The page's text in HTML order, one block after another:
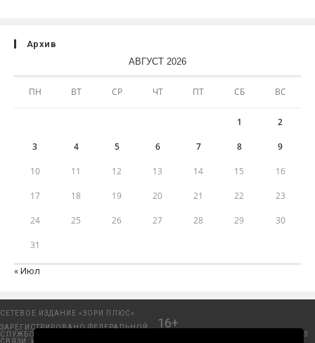
Архив
АВГУСТ 2026
ПН ВТ СР ЧТ ПТ СБ ВС
1 2
3 4 5 6 7 8 9
10 11 12 13 14 15 16
17 18 19 20 21 22 23
24 25 26 27 28 29 30
31
« Июл
СЕТЕВОЕ ИЗДАНИЕ «ЗОРИ ПЛЮС»
ЗАРЕГИСТРИРОВАНО ФЕДЕРАЛЬНОЙ
СЛУЖБОЙ ПО НАДЗОРУ В СФЕРЕ
СВЯЗИ, ИНФОРМАЦИОННЫХ
16+
Добрянский городской портал. © 2006 - 2023